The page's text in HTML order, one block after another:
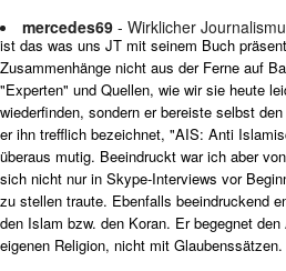
mercedes69 - Wirklicher
ist das was uns JT mit seinem Buch
Zusammenhänge nicht aus der Ferne auf
"Experten" und Quellen, wie wir sie heute
wiederfinden, sondern er bereiste selbst
er ihn trefflich bezeichnet, "AIS: Anti
überaus mutig. Beeindruckt war ich aber
sich nicht nur in Skype-Interviews vor
zu stellen traute. Ebenfalls beeindruckend
den Islam bzw. den Koran. Er begegnet
eigenen Religion, nicht mit Glaubenssätzen.